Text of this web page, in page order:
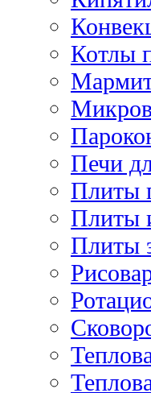
Котлы
Печи
Плиты
Плиты
Плиты